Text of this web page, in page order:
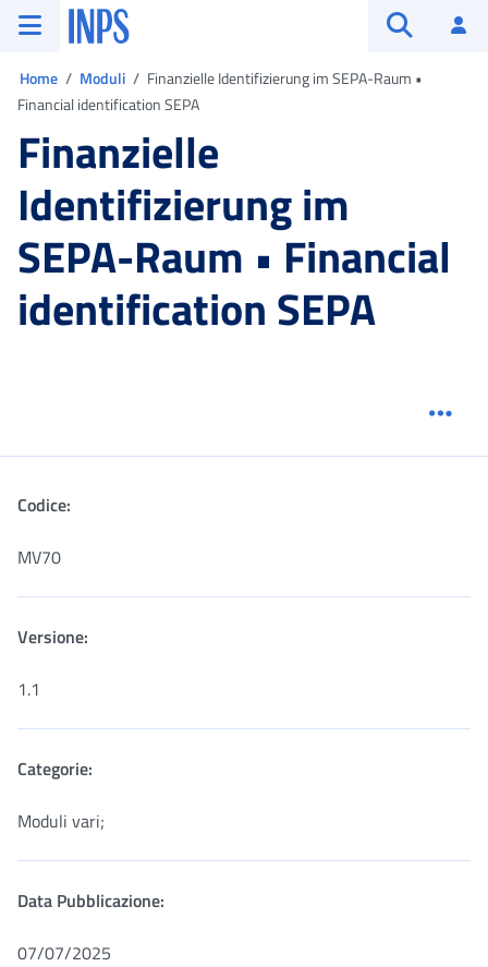
Vai al menu principale
Vai al contenuto principale
Vai al pie' di pagina
INPS ()
Home Moduli
Finanzielle Identifizierung im SEPA-Raum •
Financial identification SEPA
Finanzielle
Identifizierung im
SEPA-Raum • Financial
identification SEPA
Codice:
MV70
Versione:
1.1
Categorie:
Moduli vari;
Data Pubblicazione:
07/07/2025